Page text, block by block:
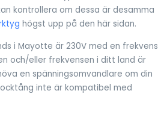
kontrollera om dessa är desamma
högst upp på den här sidan.
i Mayotte är 230V med en frekvens
och/eller frekvensen i ditt land är
en spänningsomvandlare om din
inte är kompatibel med